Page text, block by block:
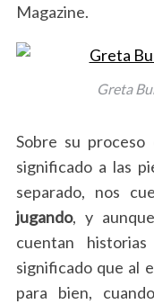
Magazine.
Greta
Sobre su
significado a las
separado, nos
jugando, y
cuentan
significado que al
para bien,